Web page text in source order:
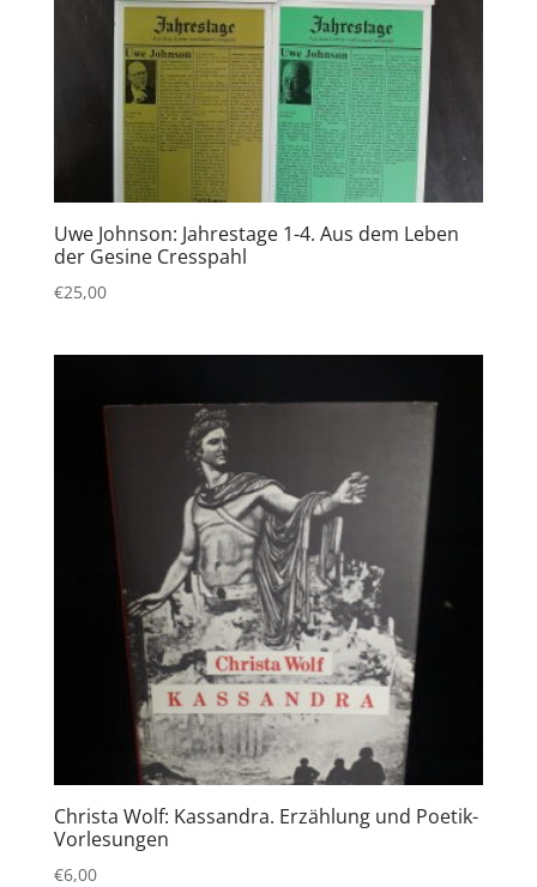
Uwe Johnson: Jahrestage 1-4. Aus dem Leben
der Gesine Cresspahl
€25,00
Christa Wolf: Kassandra. Erzählung und Poetik-
Vorlesungen
€6,00